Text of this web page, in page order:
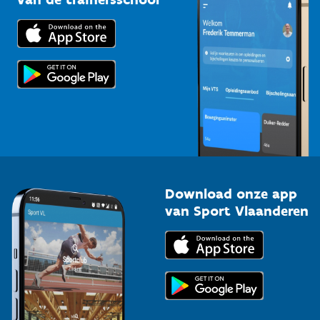
Trainers en begeleiders
Topsporters
Downloads
Voor de pers
Download onze app
van Sport Vlaanderen